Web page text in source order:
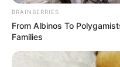
BRAINBERRIES
From Albinos To
Families